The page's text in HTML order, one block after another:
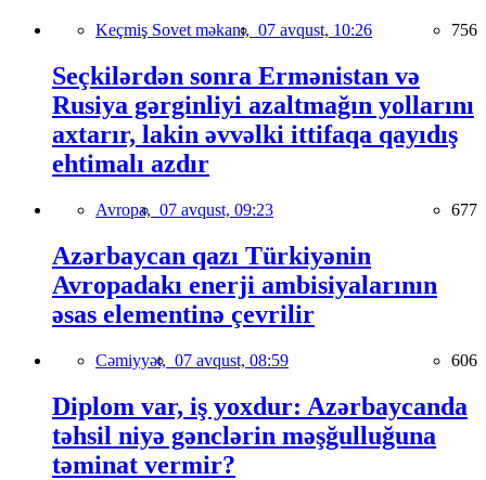
Keçmiş Sovet məkanı, 07 avqust, 10:26 756
Seçkilərdən sonra Ermənistan və
Rusiya gərginliyi azaltmağın yollarını
axtarır, lakin əvvəlki ittifaqa qayıdış
ehtimalı azdır
Avropa, 07 avqust, 09:23 677
Azərbaycan qazı Türkiyənin
Avropadakı enerji ambisiyalarının
əsas elementinə çevrilir
Cəmiyyət, 07 avqust, 08:59 606
Diplom var, iş yoxdur: Azərbaycanda
təhsil niyə gənclərin məşğulluğuna
təminat vermir?